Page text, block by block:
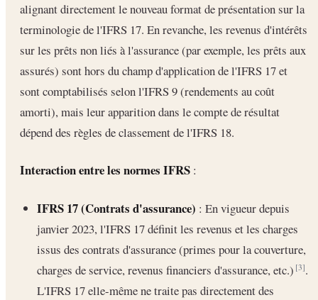
alignant directement le nouveau format de présentation sur la
terminologie de l'IFRS 17. En revanche, les revenus d'intérêts
sur les prêts non liés à l'assurance (par exemple, les prêts aux
assurés) sont hors du champ d'application de l'IFRS 17 et
sont comptabilisés selon l'IFRS 9 (rendements au coût
amorti), mais leur apparition dans le compte de résultat
dépend des règles de classement de l'IFRS 18.
Interaction entre les normes IFRS :
IFRS 17 (Contrats d'assurance) : En vigueur depuis
janvier 2023, l'IFRS 17 définit les revenus et les charges
issus des contrats d'assurance (primes pour la couverture,
charges de service, revenus financiers d'assurance, etc.)[3].
L'IFRS 17 elle-même ne traite pas directement des